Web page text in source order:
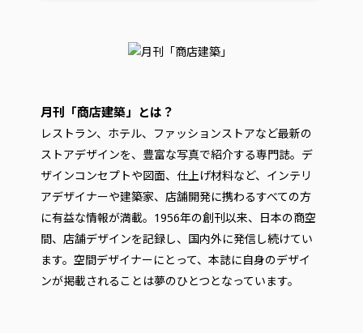
月刊「商店建築」とは？
レストラン、ホテル、ファッションストアなど最新の
ストアデザインを、豊富な写真で紹介する専門誌。デ
ザインコンセプトや図面、仕上げ材料など、インテリ
アデザイナーや建築家、店舗開発に携わるすべての方
に有益な情報が満載。1956年の創刊以来、日本の商空
間、店舗デザインを記録し、国内外に発信し続けてい
ます。空間デザイナーにとって、本誌に自身のデザイ
ンが掲載されることは夢のひとつとなっています。